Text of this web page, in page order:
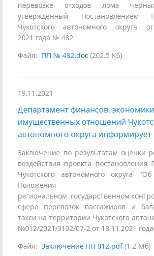
перевозке отходов лома
утвержденный Постановлением
Чукотского автономного округа
2021 года № 482
Файл: ПП № 482.doc (202.5 Кб)
19.11.2021
Департамент финансов,
имущественных отношений
автономного округа информирует
Заключение по результатам оценки
воздействия проекта постановления
Чукотского автономного округа
региональном государственном
сфере перевозок пассажиров и
такси на территории Чукотского
№012/2021/3102/07-2 от 18.11.2021 года
Файл: Заключение ПП 012.pdf(1.2 Мб)